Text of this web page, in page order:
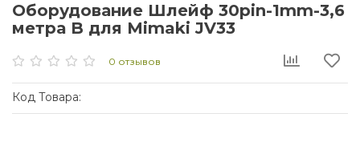
Оборудование Шлейф 30pin-1mm-3,6
метра B для Mimaki JV33
0 отзывов
Код Товара: